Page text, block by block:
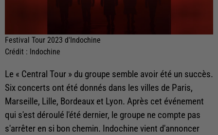
Festival Tour 2023 d'Indochine
Crédit : Indochine
Le « Central Tour » du groupe semble avoir été un succès.
Six concerts ont été donnés dans les villes de Paris,
Marseille, Lille, Bordeaux et Lyon. Après cet événement
qui s'est déroulé l'été dernier, le groupe ne compte pas
s'arrêter en si bon chemin. Indochine vient d'annoncer